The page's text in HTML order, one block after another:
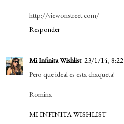
http://viewonstreet.com/
Responder
Mi Infinita Wishlist 23/1/14, 8:22
Pero que ideal es esta chaqueta!
Romina
MI INFINITA WISHLIST